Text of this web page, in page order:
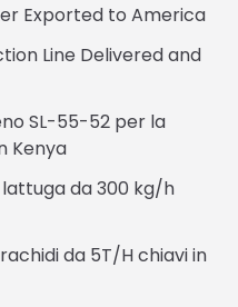
Exported to America
Line Delivered and
SL-55-52 per la
Kenya
da 300 kg/h
da 5T/H chiavi in